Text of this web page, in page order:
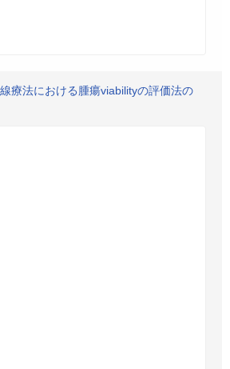
療法における腫瘍viabilityの評価法の